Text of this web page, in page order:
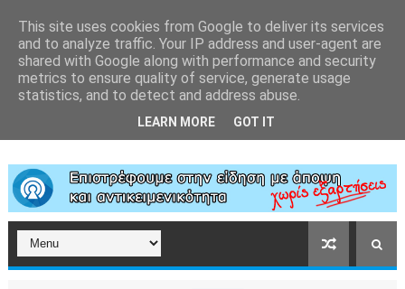
This site uses cookies from Google to deliver its services
and to analyze traffic. Your IP address and user-agent are
shared with Google along with performance and security
metrics to ensure quality of service, generate usage
statistics, and to detect and address abuse.
LEARN MORE GOT IT